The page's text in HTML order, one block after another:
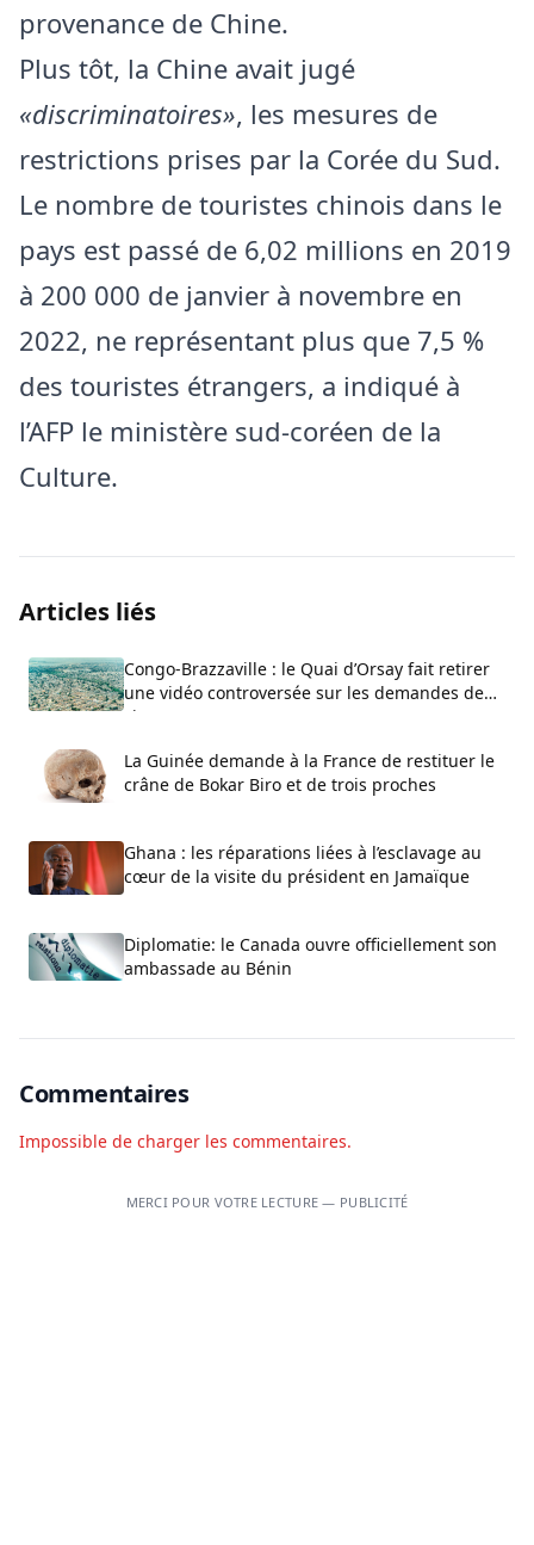
provenance de Chine.
Plus tôt, la Chine avait jugé
«discriminatoires», les mesures de
restrictions prises par la Corée du Sud.
Le nombre de touristes chinois dans le
pays est passé de 6,02 millions en 2019
à 200 000 de janvier à novembre en
2022, ne représentant plus que 7,5 %
des touristes étrangers, a indiqué à
l’AFP le ministère sud-coréen de la
Culture.
Articles liés
Congo-Brazzaville : le Quai d’Orsay fait retirer
une vidéo controversée sur les demandes de
visa
La Guinée demande à la France de restituer le
crâne de Bokar Biro et de trois proches
Ghana : les réparations liées à l’esclavage au
cœur de la visite du président en Jamaïque
Diplomatie: le Canada ouvre officiellement son
ambassade au Bénin
Commentaires
Impossible de charger les commentaires.
MERCI POUR VOTRE LECTURE — PUBLICITÉ